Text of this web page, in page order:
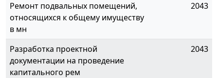
Ремонт подвальных помещений,
относящихся к общему имуществу
в мн
2043
Разработка проектной
документации на проведение
капитального рем
2043